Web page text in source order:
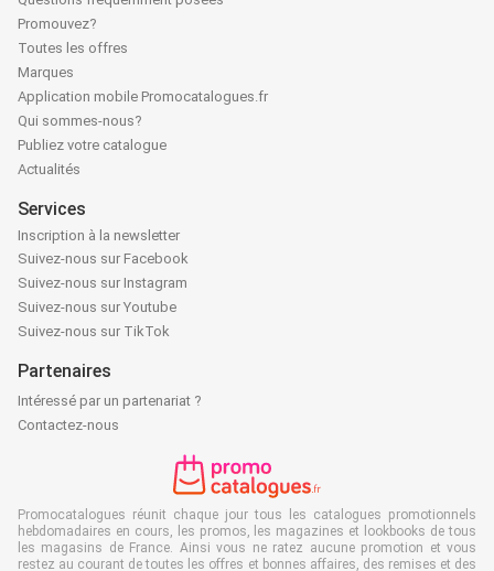
Promouvez?
Toutes les offres
Marques
Application mobile Promocatalogues.fr
Qui sommes-nous?
Publiez votre catalogue
Actualités
Services
Inscription à la newsletter
Suivez-nous sur Facebook
Suivez-nous sur Instagram
Suivez-nous sur Youtube
Suivez-nous sur TikTok
Partenaires
Intéressé par un partenariat ?
Contactez-nous
Promocatalogues réunit chaque jour tous les catalogues promotionnels
hebdomadaires en cours, les promos, les magazines et lookbooks de tous
les magasins de France. Ainsi vous ne ratez aucune promotion et vous
restez au courant de toutes les offres et bonnes affaires, des remises et des